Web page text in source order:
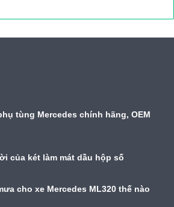
tùng Mercedes chính hãng, OEM
của két làm mát dầu hộp số
cho xe Mercedes ML320 thế nào